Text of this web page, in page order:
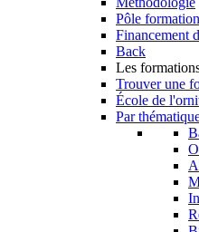
Pôle formation
Financement
Back
Les
Trouver une
École de
Par